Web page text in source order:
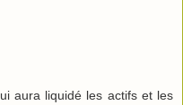
aura liquidé les actifs et les